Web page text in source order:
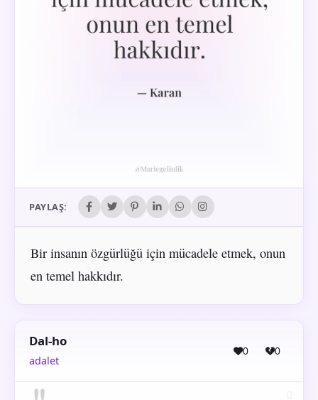
PAYLAŞ:
Bir insanın özgürlüğü için mücadele etmek, onun
en temel hakkıdır.
Dal-ho
adalet
0 0